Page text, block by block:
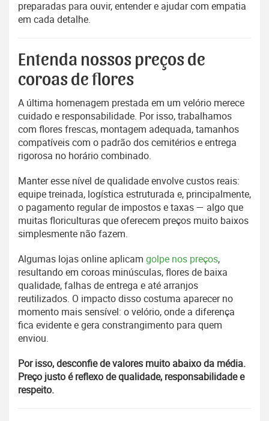
preparadas para ouvir, entender e ajudar com empatia
em cada detalhe.
Entenda nossos preços de
coroas de flores
A última homenagem prestada em um velório merece
cuidado e responsabilidade. Por isso, trabalhamos
com flores frescas, montagem adequada, tamanhos
compatíveis com o padrão dos cemitérios e entrega
rigorosa no horário combinado.
Manter esse nível de qualidade envolve custos reais:
equipe treinada, logística estruturada e, principalmente,
o pagamento regular de impostos e taxas — algo que
muitas floriculturas que oferecem preços muito baixos
simplesmente não fazem.
Algumas lojas online aplicam golpe nos preços,
resultando em coroas minúsculas, flores de baixa
qualidade, falhas de entrega e até arranjos
reutilizados. O impacto disso costuma aparecer no
momento mais sensível: o velório, onde a diferença
fica evidente e gera constrangimento para quem
enviou.
Por isso, desconfie de valores muito abaixo da média.
Preço justo é reflexo de qualidade, responsabilidade e
respeito.